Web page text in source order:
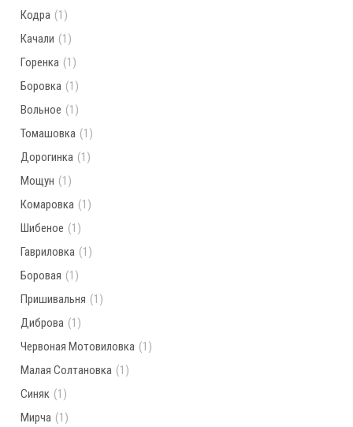
Кодра (1)
Качали (1)
Горенка (1)
Боровка (1)
Вольное (1)
Томашовка (1)
Дорогинка (1)
Мощун (1)
Комаровка (1)
Шибеное (1)
Гавриловка (1)
Боровая (1)
Пришивальня (1)
Диброва (1)
Червоная Мотовиловка (1)
Малая Солтановка (1)
Синяк (1)
Мирча (1)